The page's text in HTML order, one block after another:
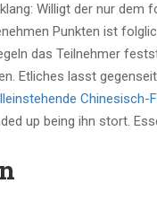
Willigt der nur dem
Punkten ist
das Teilnehmer
Etliches lasst
Chinesisch-
up being ihn stort.